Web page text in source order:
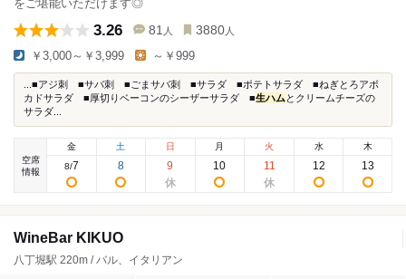
をご堪能いただけます◎
3.26 81 人 3880 人
￥3,000～￥3,999 ～￥999
...■アジ刺 ■サバ刺 ■ごまサバ刺 ■サラダ ■ポテトサラダ ■ねぎとろアボ
カドサラダ ■厚切りベーコンのシーザーサラダ ■生ハム とクリームチーズの
サラダ...
空席
情報
金
8/7
土
8
日
9
月
10
火
11
水
12
木
13
WineBar KIKUO
八丁堀駅 220m / バル、イタリアン